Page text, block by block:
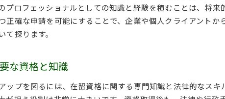
プロフェッショナルとしての知識と経験を積むことは、将
正確な申請を可能にすることで、企業や個人クライアント
探ります。
な資格と知識
ップを図るには、在留資格に関する専門知識と法律的なス